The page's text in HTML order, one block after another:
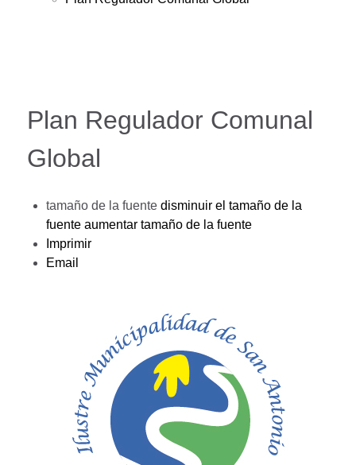
Plan Regulador Comunal
Global
tamaño de la fuente disminuir el tamaño de la
fuente aumentar tamaño de la fuente
Imprimir
Email